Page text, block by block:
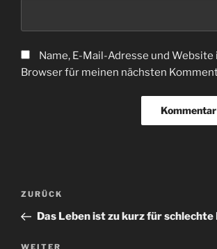
Name, E-Mail-Adresse und Website
Browser für meinen nächsten
Beitragsnavigation
Vorheriger
Beitrag
ZURÜCK
Das Leben ist zu kurz für schlechte
WEITER